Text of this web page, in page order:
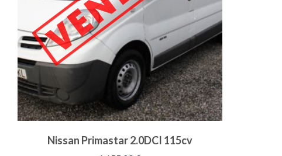
Nissan Primastar 2.0DCI 115cv